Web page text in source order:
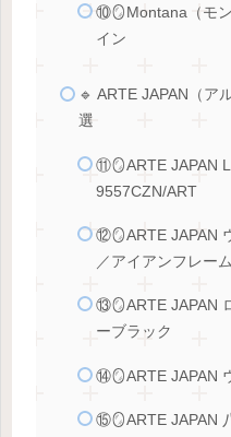
⑩🪞Montana（モ
イン
🔹 ARTE JAPAN（
選
⑪🪞ARTE JAPAN
9557CZN/ART
⑫🪞ARTE JAPAN
／アイアンフレーム
⑬🪞ARTE JAPAN
ーブラック
⑭🪞ARTE JAPAN
⑮🪞ARTE JAPAN